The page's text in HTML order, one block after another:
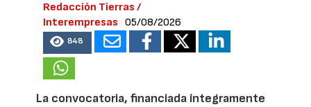
Redacción Tierras /
Interempresas
05/08/2026
848
La convocatoria, financiada íntegramente